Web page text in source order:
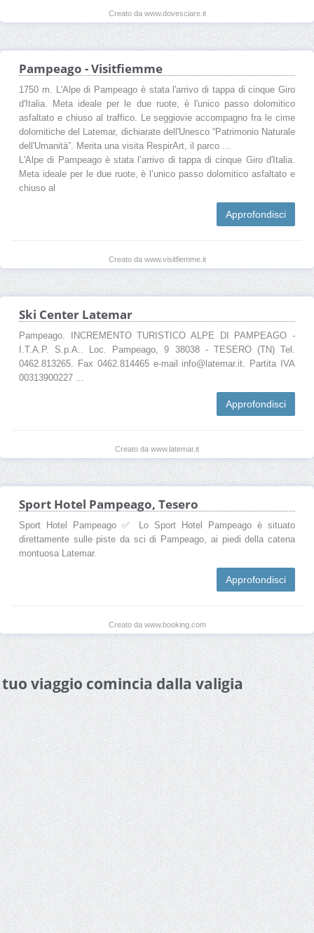
Creato da www.dovesciare.it
Pampeago - Visitfiemme
1750 m. L'Alpe di Pampeago è stata l'arrivo di tappa di cinque Giro
d'Italia. Meta ideale per le due ruote, è l'unico passo dolomitico
asfaltato e chiuso al traffico. Le seggiovie accompagno fra le cime
dolomitiche del Latemar, dichiarate dell'Unesco “Patrimonio Naturale
dell'Umanità”. Merita una visita RespirArt, il parco ...
L'Alpe di Pampeago è stata l’arrivo di tappa di cinque Giro d'Italia.
Meta ideale per le due ruote, è l’unico passo dolomitico asfaltato e
chiuso al
Approfondisci
Creato da www.visitfiemme.it
Ski Center Latemar
Pampeago. INCREMENTO TURISTICO ALPE DI PAMPEAGO -
I.T.A.P. S.p.A.. Loc. Pampeago, 9 38038 - TESERO (TN) Tel.
0462.813265. Fax 0462.814465 e-mail info@latemar.it. Partita IVA
00313900227 ...
Approfondisci
Creato da www.latemar.it
Sport Hotel Pampeago, Tesero
Sport Hotel Pampeago ✅ Lo Sport Hotel Pampeago è situato
direttamente sulle piste da sci di Pampeago, ai piedi della catena
montuosa Latemar.
Approfondisci
Creato da www.booking.com
viaggio comincia dalla valigia